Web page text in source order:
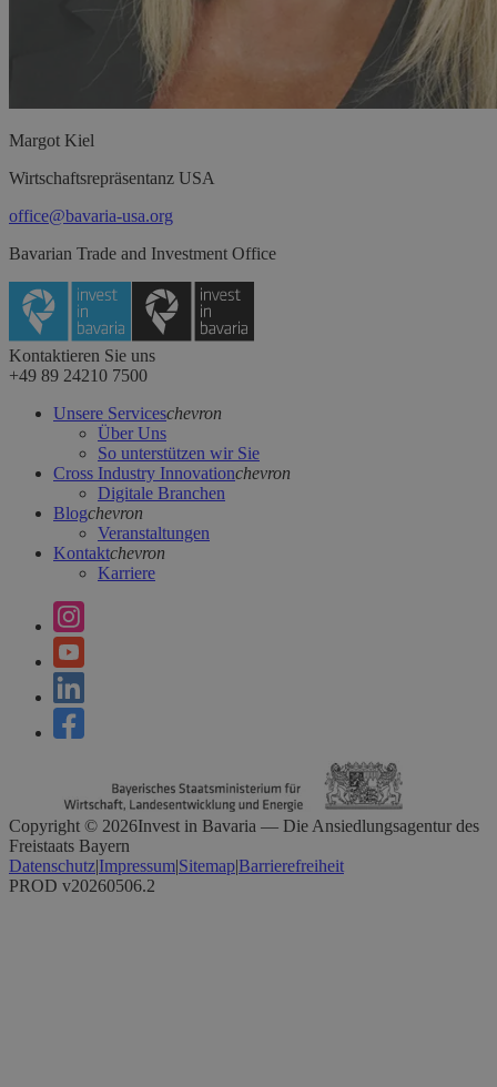
Margot Kiel
Wirtschaftsrepräsentanz USA
office@bavaria-usa.org
Bavarian Trade and Investment Office
Kontaktieren Sie uns
+49 89 24210 7500
Unsere Serviceschevron
Über Uns
So unterstützen wir Sie
Cross Industry Innovationchevron
Digitale Branchen
Blogchevron
Veranstaltungen
Kontaktchevron
Karriere
Copyright © 2026Invest in Bavaria — Die Ansiedlungsagentur des
Freistaats Bayern
Datenschutz|Impressum|Sitemap|Barrierefreiheit
PROD v20260506.2